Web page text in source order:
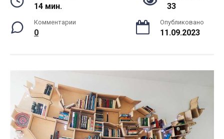
14 мин. 33
Комментарии
0
Опубликовано
11.09.2023